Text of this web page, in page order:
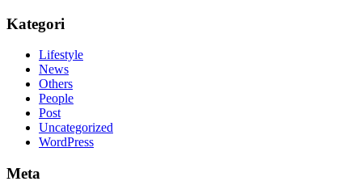
Kategori
Lifestyle
News
Others
People
Post
Uncategorized
WordPress
Meta